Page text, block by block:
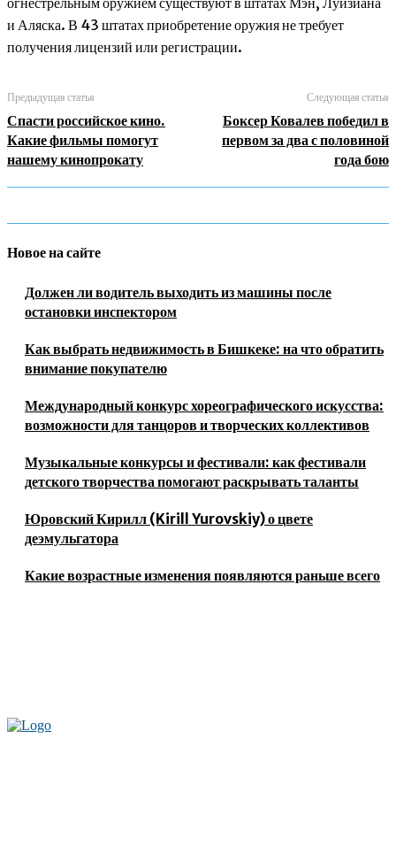
и Аляска. В 43 штатах приобретение оружия не требует
получения лицензий или регистрации.
Предыдущая статья
Спасти российское кино.
Какие фильмы помогут
нашему кинопрокату
Следующая статья
Боксер Ковалев победил в
первом за два с половиной
года бою
Новое на сайте
Должен ли водитель выходить из машины после
остановки инспектором
Как выбрать недвижимость в Бишкеке: на что обратить
внимание покупателю
Международный конкурс хореографического искусства:
возможности для танцоров и творческих коллективов
Музыкальные конкурсы и фестивали: как фестивали
детского творчества помогают раскрывать таланты
Юровский Кирилл (Kirill Yurovskiy) о цвете
деэмульгатора
Какие возрастные изменения появляются раньше всего